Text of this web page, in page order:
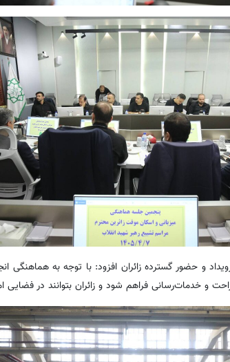
و حضور گسترده زائران افزود: با توجه به هماهنگی
و خدمات‌رسانی فراهم شود و زائران بتوانند در